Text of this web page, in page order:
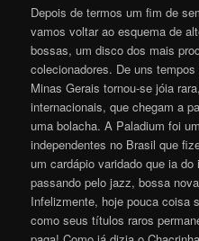
Depois de termos um fim de
vamos voltar ao esquema de
bossas, um disco dos mais
colecionadores. De uns
Minas Gerais tornou-se jóia
internacionais, que chegam a
uma bolacha. A Paladium foi
independentes no Brasil que
um cardápio varidado que ia
passando pelo jazz, bossa
Infelizmente, hoje pouca coisa
como seus títulos raros